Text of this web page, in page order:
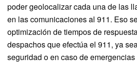
poder geolocalizar cada una de las
en las comunicaciones al 911. Eso
optimización de tiempos de
despachos que efectúa el 911, ya
seguridad o en caso de